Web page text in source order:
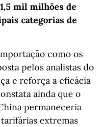
mil milhões de
categorias de
como os
pelos analistas do
e reforça a eficácia
ainda que o
permaneceria
extremas